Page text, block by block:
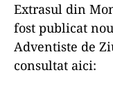
Extrasul din
fost publicat
Adventiste de
consultat aici: